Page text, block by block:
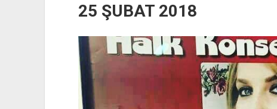
25 ŞUBAT 2018